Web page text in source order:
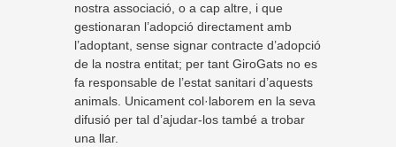
nostra associació, o a cap altre, i que
gestionaran l’adopció directament amb
l’adoptant, sense signar contracte d’adopció
de la nostra entitat; per tant GiroGats no es
fa responsable de l’estat sanitari d’aquests
animals. Unicament col·laborem en la seva
difusió per tal d’ajudar-los també a trobar
una llar.